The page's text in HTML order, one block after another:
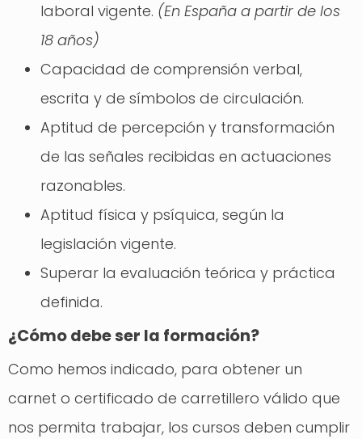
laboral vigente. (En España a partir de los
18 años)
Capacidad de comprensión verbal,
escrita y de símbolos de circulación.
Aptitud de percepción y transformación
de las señales recibidas en actuaciones
razonables.
Aptitud física y psíquica, según la
legislación vigente.
Superar la evaluación teórica y práctica
definida.
¿Cómo debe ser la formación?
Como hemos indicado, para obtener un
carnet o certificado de carretillero válido que
nos permita trabajar, los cursos deben cumplir